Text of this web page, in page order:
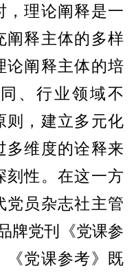
，理论阐释是一
阐释主体的多样
论阐释主体的培
、行业领域不
则，建立多元化
多维度的诠释来
刻性。在这一方
党员杂志社主管
牌党刊《党课参
《党课参考》既